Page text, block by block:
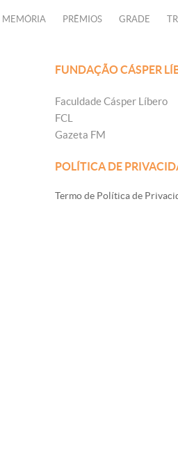
MEMÓRIA PRÊMIOS GRADE
FUNDAÇÃO CÁSPER
Faculdade Cásper Líbero
FCL
Gazeta FM
POLÍTICA DE
Termo de Política de